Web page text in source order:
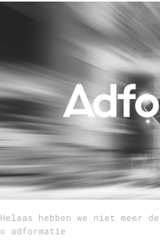
Menu
Home
9 sept: GenAI-training
12 nov: MarketingLive!
Adverteren
Helaas hebben we niet meer
© adformatie